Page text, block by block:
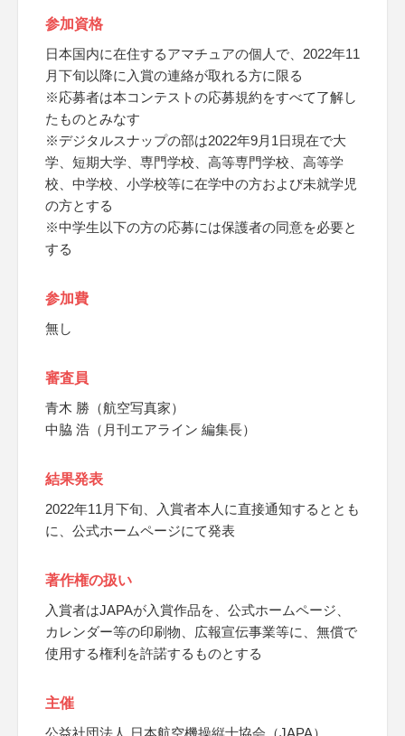
参加資格
日本国内に在住するアマチュアの個人で、2022年11
月下旬以降に入賞の連絡が取れる方に限る
※応募者は本コンテストの応募規約をすべて了解し
たものとみなす
※デジタルスナップの部は2022年9月1日現在で大
学、短期大学、専門学校、高等専門学校、高等学
校、中学校、小学校等に在学中の方および未就学児
の方とする
※中学生以下の方の応募には保護者の同意を必要と
する
参加費
無し
審査員
青木 勝（航空写真家）
中脇 浩（月刊エアライン 編集長）
結果発表
2022年11月下旬、入賞者本人に直接通知するととも
に、公式ホームページにて発表
著作権の扱い
入賞者はJAPAが入賞作品を、公式ホームページ、
カレンダー等の印刷物、広報宣伝事業等に、無償で
使用する権利を許諾するものとする
主催
公益社団法人 日本航空機操縦士協会（JAPA）